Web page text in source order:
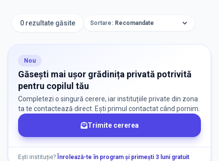
Nu există informații despre locuri libere
0 rezultate găsite Sortare:
Nou
Găsești mai ușor grădinița privată potrivită
pentru copilul tău
Completezi o singură cerere, iar instituțiile private din zona
ta te contactează direct. Ești primul contactat când pornim.
Trimite cererea
Ești instituție? Înrolează-te în program și primești 3 luni gratuit.